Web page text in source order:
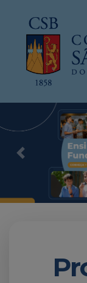
Previous